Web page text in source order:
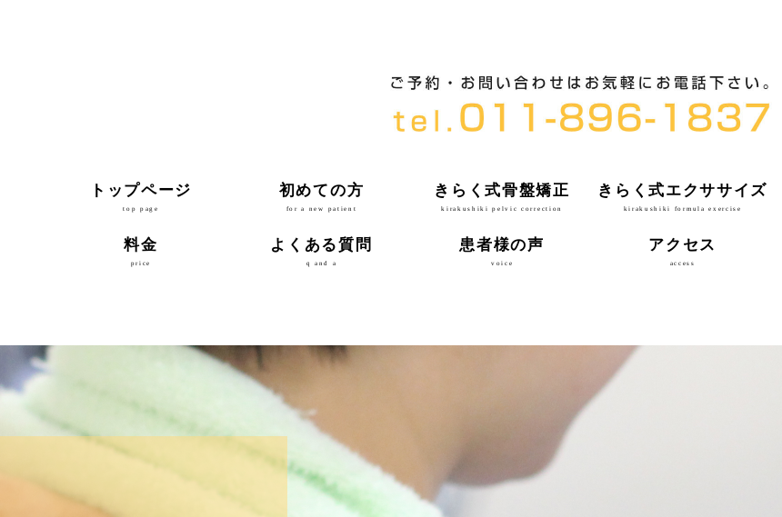
トップページ
top page
初めての方
for a new patient
きらく式骨盤矯正
kirakushiki pelvic correction
きらく式エクササイズ
kirakushiki formula exercise
料金
price
よくある質問
q and a
患者様の声
voice
アクセス
access